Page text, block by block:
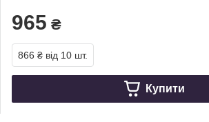
965 ₴
866 ₴ від 10 шт.
Купити